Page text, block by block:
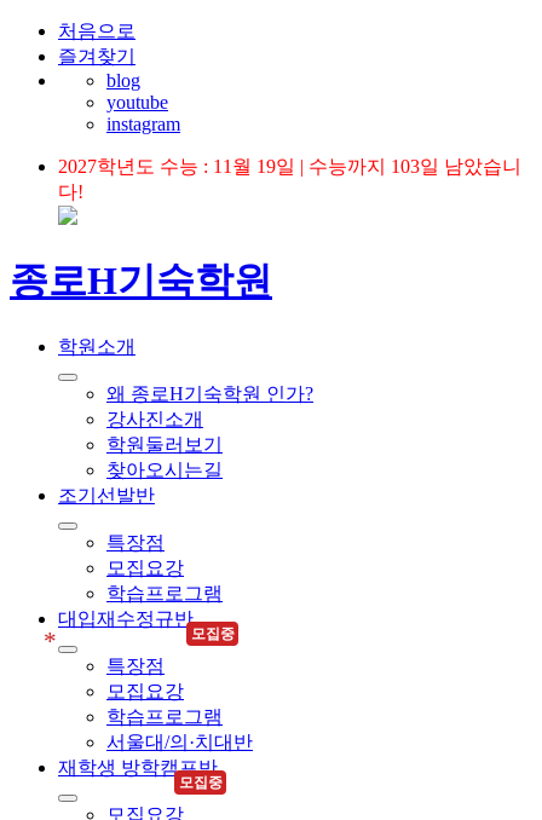
처음으로
즐겨찾기
blog
youtube
instagram
2027학년도 수능 : 11월 19일 | 수능까지 103일 남았습니
다!
종로H기숙학원
학원소개
왜 종로H기숙학원 인가?
강사진소개
학원둘러보기
찾아오시는길
조기선발반
특장점
모집요강
학습프로그램
모집중
*
대입재수정규반
특장점
모집요강
학습프로그램
서울대/의·치대반
모집중
재학생 방학캠프반
모집요강